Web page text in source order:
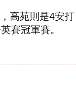
高苑則是4安
賽冠軍賽。